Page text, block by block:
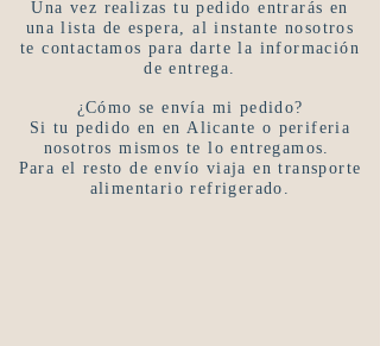
Una vez realizas tu pedido entrarás en
una lista de espera, al instante nosotros
te contactamos para darte la información
de entrega.
¿Cómo se envía mi pedido?
Si tu pedido en en Alicante o periferia
nosotros mismos te lo entregamos.
Para el resto de envío viaja en transporte
alimentario refrigerado.